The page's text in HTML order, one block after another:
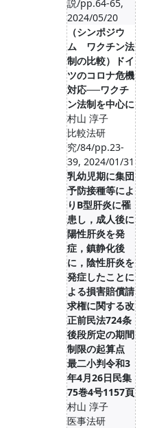
説/pp.64-65,
2024/05/20
（シンポジウ
ム ワクチン法
制の比較）ドイ
ツのコロナ危機
対応──ワクチ
ン法制を中心に
村山 淳子
比較法研
究/84/pp.23-
39, 2024/01/31
乳幼児期に集団
予防接種等によ
りB型肝炎に罹
患し，成人後に
陽性肝炎を発
症，鎮静化後
に，陰性肝炎を
発症したことに
よる損害賠償請
求権に関する改
正前民法724条
後段所定の期間
制限の起算点
最二小判令和3
年4月26日民集
75巻4号1157頁
村山 淳子
医事法研